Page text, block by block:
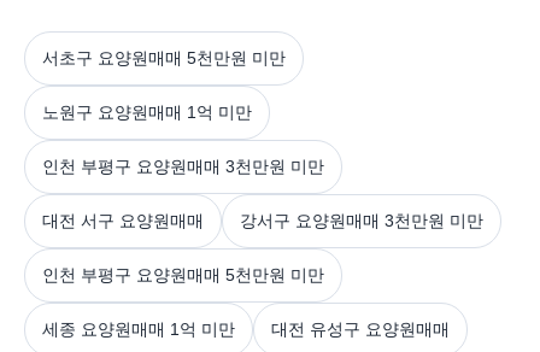
서초구 요양원매매 5천만원 미만
노원구 요양원매매 1억 미만
인천 부평구 요양원매매 3천만원 미만
대전 서구 요양원매매 강서구 요양원매매 3천만원 미만
인천 부평구 요양원매매 5천만원 미만
세종 요양원매매 1억 미만 대전 유성구 요양원매매